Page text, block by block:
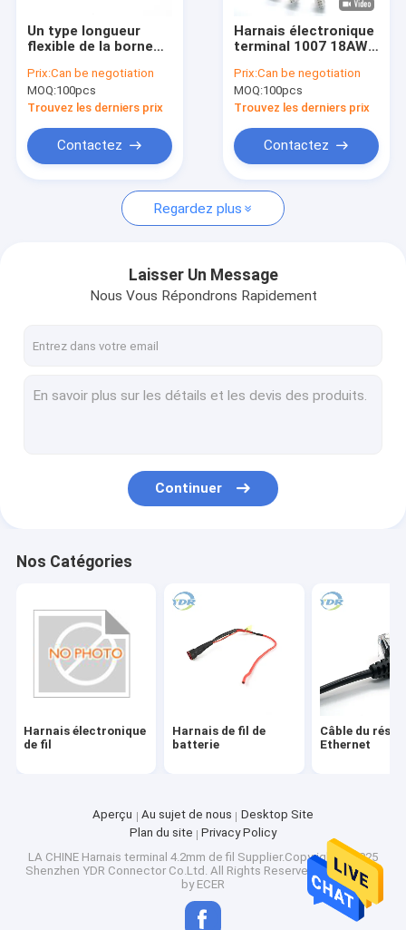
Connecteur de carte
Prise de récipient de connecteur de batterie
Un type longueur
flexible de la borne
du lancement FFC de
l'appartement 0.5mm
Prix:Can be negotiation
MOQ:100pcs
Trouvez les derniers prix
Contactez
Harnais électronique
terminal 1007 18AWG
personnalisable
Prix:Can be negotiation
MOQ:100pcs
Trouvez les derniers prix
Contactez
Regardez plus
Laisser Un Message
Nous Vous Répondrons Rapidement
Continuer
Nos Catégories
Harnais électronique
de fil
Harnais de fil de
batterie
Câble du
Ethernet
Aperçu Au sujet de nous
Desktop Site
Plan du site
Privacy Policy
LA CHINE Harnais terminal 4.2mm de fil Supplier.Copyright © 2025
Shenzhen YDR Connector Co.Ltd. All Rights Reserved. Developed
by ECER